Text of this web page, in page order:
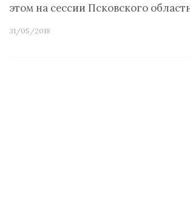
этом на сессии Псковского
31/05/2018